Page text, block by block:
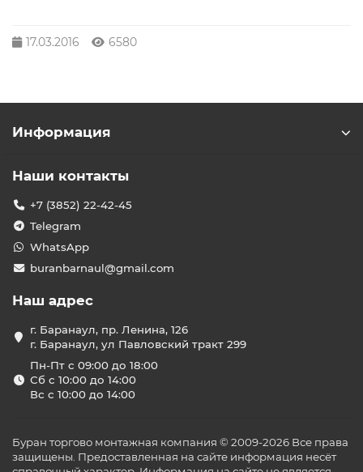
17.03.2016 6580
Информация
Наши контакты
+7 (3852) 22-42-45
Telegram
WhatsApp
buranbarnaul@gmail.com
Наш адрес
г. Баранаул, пр. Ленина, 126
г. Баранаул, ул Павловский тракт 299
Пн-Пт с 09:00 до 18:00
Сб с 10:00 до 14:00
Вс с 10:00 до 14:00
Буран торгово монтажная компания © 2009-2026 Все права
защищены. Предоставленная на сайте информация несёт